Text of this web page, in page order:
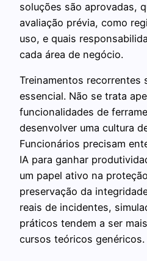
soluções são aprovadas,
avaliação prévia, como
uso, e quais
cada área de negócio.
Treinamentos recorrentes
essencial. Não se trata
funcionalidades de
desenvolver uma cultura
Funcionários precisam
IA para ganhar
um papel ativo na
preservação da
reais de incidentes,
práticos tendem a ser
cursos teóricos genéricos.